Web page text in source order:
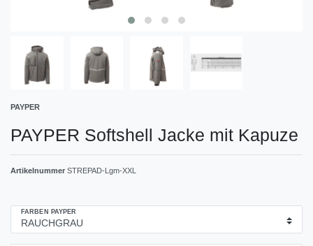
PAYPER
PAYPER Softshell Jacke mit Kapuze
Artikelnummer STREPAD-Lgm-XXL
FARBEN PAYPER